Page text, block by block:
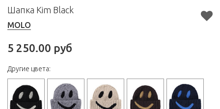
Шапка Kim Black
MOLO
5 250.00 руб
Другие цвета: